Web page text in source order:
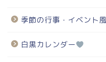
季節の行事・イベント
白黒カレンダー